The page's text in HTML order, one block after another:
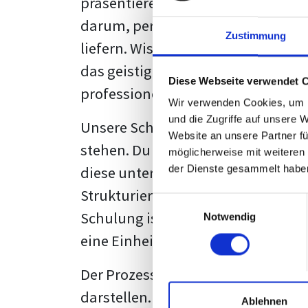
Zustimmung
Diese Webseite verwendet
Wir verwenden Cookies,
und die Zugriffe auf unsere
Website an unsere Partner
möglicherweise mit
der Dienste gesammelt
Notwendig
Ablehnen
darum, persönliche Meinungen
liefern. Wissenschaftliche Texte,
das geistige Eigentum des
professionell zu kommunizieren.
Unsere Schulung wurde mit Blick
stehen. Du wirst nicht nur
diese unter Zuhilfenahme von
Strukturierung ist ebenso
Schulung ist so konzipiert, dass
eine Einheitslösung zu bieten.
Der Prozess des
darstellen. Jedoch, ausgestattet